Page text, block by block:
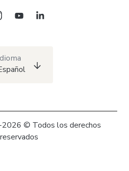
© Todos los derechos
reservados